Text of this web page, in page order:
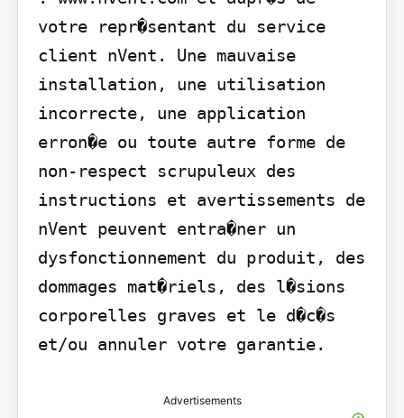
votre repr�sentant du service
client nVent. Une mauvaise
installation, une utilisation
incorrecte, une application
erron�e ou toute autre forme de
non-respect scrupuleux des
instructions et avertissements de
nVent peuvent entra�ner un
dysfonctionnement du produit, des
dommages mat�riels, des l�sions
corporelles graves et le d�c�s
et/ou annuler votre garantie.
Advertisements